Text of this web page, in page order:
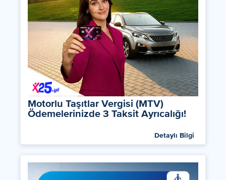
Motorlu Taşıtlar Vergisi (MTV)
Ödemelerinizde 3 Taksit Ayrıcalığı!
Detaylı Bilgi